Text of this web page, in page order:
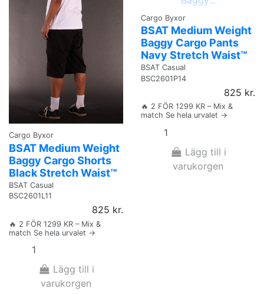
Cargo Byxor
BSAT Medium Weight
Baggy Cargo Shorts
Black Stretch Waist™
BSAT Casual
BSC2601L11
825 kr.
🔥 2 FÖR 1299 KR – Mix &
match Se hela urvalet →
Lägg till i
varukorgen
Cargo Byxor
BSAT Medium Weight
Baggy Cargo Pants
Navy Stretch Waist™
BSAT Casual
BSC2601P14
825 kr.
🔥 2 FÖR 1299 KR – Mix &
match Se hela urvalet →
Lägg till i
varukorgen